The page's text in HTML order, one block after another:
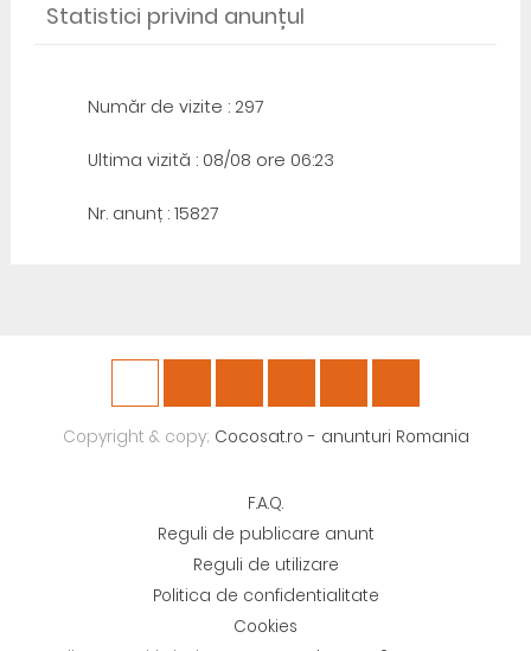
Statistici privind anunțul
Număr de vizite : 297
Ultima vizită : 08/08 ore 06:23
Nr. anunț : 15827
Copyright & copy; Cocosat.ro - anunturi Romania
F.A.Q.
Reguli de publicare anunt
Reguli de utilizare
Politica de confidentialitate
Cookies